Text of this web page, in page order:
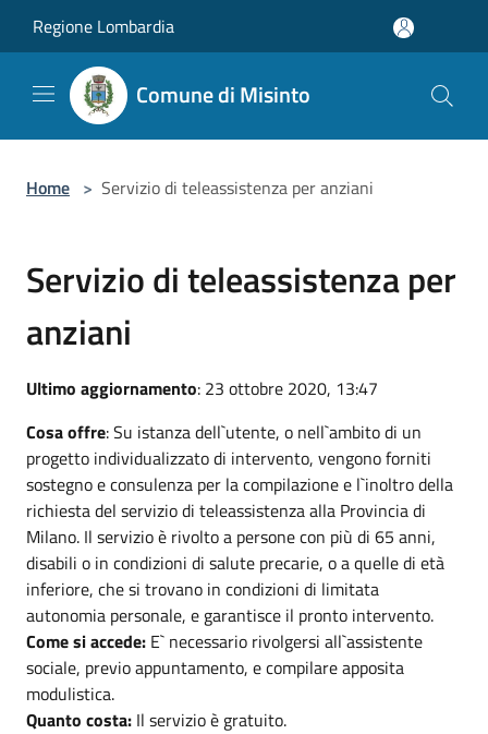
Regione Lombardia
Comune di Misinto
Home > Servizio di teleassistenza per anziani
Servizio di teleassistenza per
anziani
Ultimo aggiornamento: 23 ottobre 2020, 13:47
Cosa offre: Su istanza dell`utente, o nell`ambito di un
progetto individualizzato di intervento, vengono forniti
sostegno e consulenza per la compilazione e l`inoltro della
richiesta del servizio di teleassistenza alla Provincia di
Milano. Il servizio è rivolto a persone con più di 65 anni,
disabili o in condizioni di salute precarie, o a quelle di età
inferiore, che si trovano in condizioni di limitata
autonomia personale, e garantisce il pronto intervento.
Come si accede: E` necessario rivolgersi all`assistente
sociale, previo appuntamento, e compilare apposita
modulistica.
Quanto costa: Il servizio è gratuito.